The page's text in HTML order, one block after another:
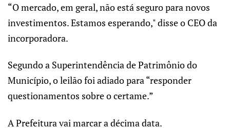
“O mercado, em geral, não está seguro para novos
investimentos. Estamos esperando," disse o CEO da
incorporadora.
Segundo a Superintendência de Patrimônio do
Município, o leilão foi adiado para “responder
questionamentos sobre o certame.”
A Prefeitura vai marcar a décima data.